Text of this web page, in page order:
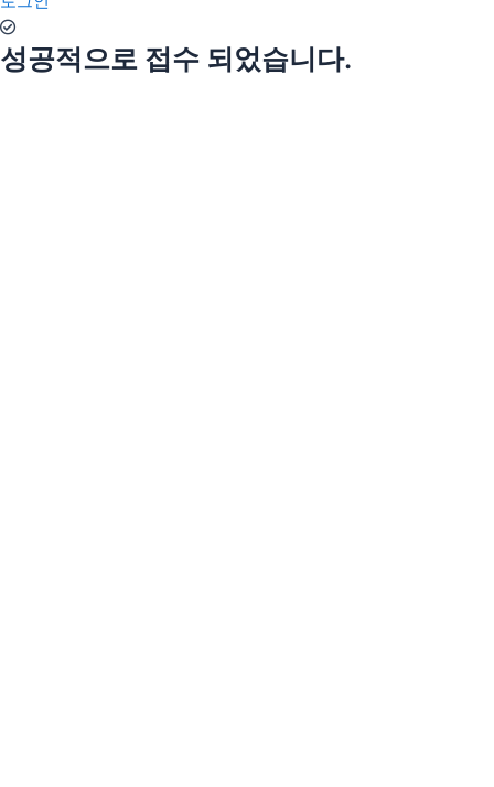
성공적으로 접수 되었습니다.